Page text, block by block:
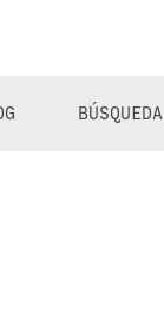
BÚSQUEDA